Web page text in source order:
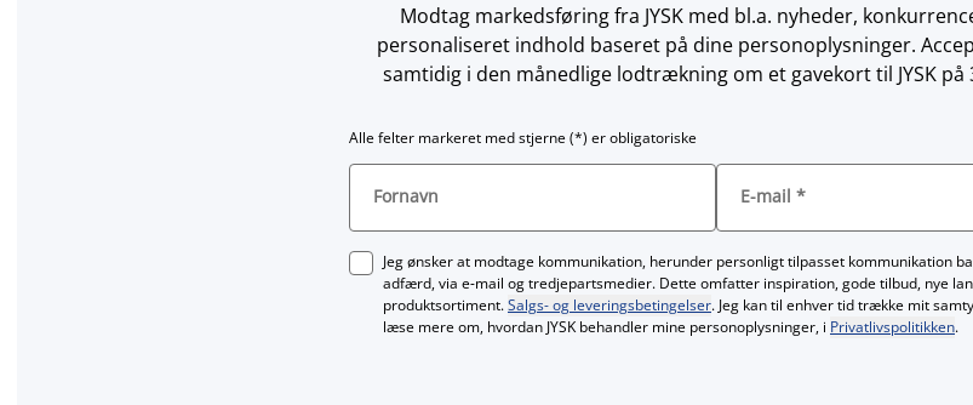
Modtag markedsføring fra JYSK med bl.a. nyheder,
personaliseret indhold baseret på dine personoplysninger.
samtidig i den månedlige lodtrækning om et gavekort til JYSK på
Alle felter markeret med stjerne (*) er obligatoriske
Fornavn E-mail *
Jeg ønsker at modtage kommunikation, herunder personligt tilpasset kommunikation
adfærd, via e‑mail og tredjepartsmedier. Dette omfatter inspiration, gode tilbud, nye
produktsortiment.Salgs- og leveringsbetingelser. Jeg kan til enhver tid trække mit
læse mere om, hvordan JYSK behandler mine personoplysninger, i Privatlivspolitikken.